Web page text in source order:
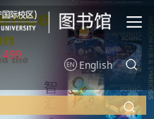
499
English